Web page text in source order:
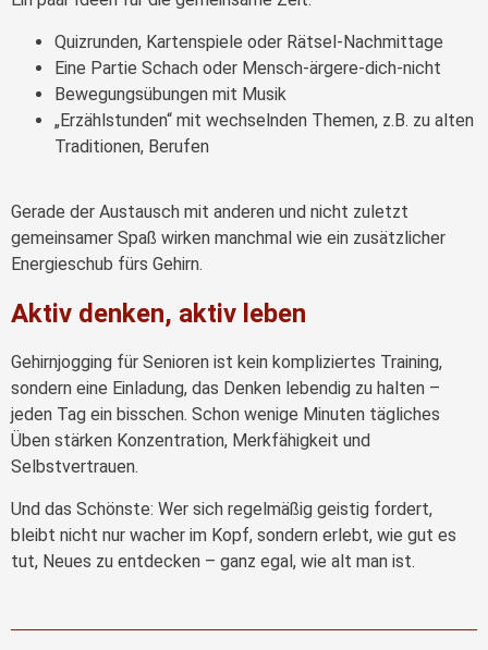
Quizrunden, Kartenspiele oder Rätsel-Nachmittage
Eine Partie Schach oder Mensch-ärgere-dich-nicht
Bewegungsübungen mit Musik
„Erzählstunden“ mit wechselnden Themen, z.B. zu alten
Traditionen, Berufen
Gerade der Austausch mit anderen und nicht zuletzt
gemeinsamer Spaß wirken manchmal wie ein zusätzlicher
Energieschub fürs Gehirn.
Aktiv denken, aktiv leben
Gehirnjogging für Senioren ist kein kompliziertes Training,
sondern eine Einladung, das Denken lebendig zu halten –
jeden Tag ein bisschen. Schon wenige Minuten tägliches
Üben stärken Konzentration, Merkfähigkeit und
Selbstvertrauen.
Und das Schönste: Wer sich regelmäßig geistig fordert,
bleibt nicht nur wacher im Kopf, sondern erlebt, wie gut es
tut, Neues zu entdecken – ganz egal, wie alt man ist.